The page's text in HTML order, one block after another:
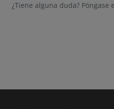
¿Tiene alguna duda? Póngase